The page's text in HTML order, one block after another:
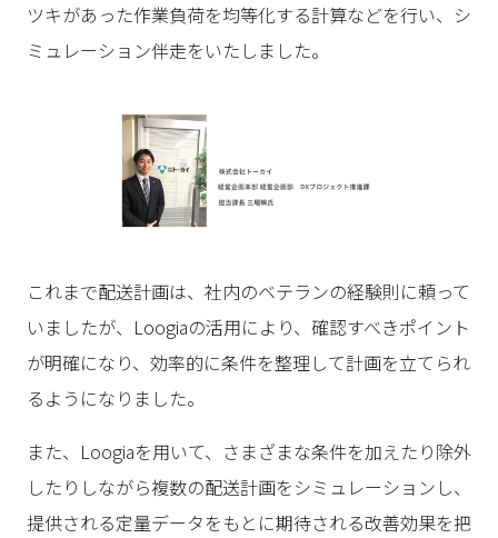
ツキがあった作業負荷を均等化する計算などを行い、シ
ミュレーション伴走をいたしました。
これまで配送計画は、社内のベテランの経験則に頼って
いましたが、Loogiaの活用により、確認すべきポイント
が明確になり、効率的に条件を整理して計画を立てられ
るようになりました。
また、Loogiaを用いて、さまざまな条件を加えたり除外
したりしながら複数の配送計画をシミュレーションし、
提供される定量データをもとに期待される改善効果を把